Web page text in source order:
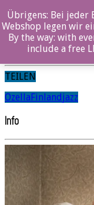
Kari Ikonen
Finland //
TEILEN
Ozella Finland jazz
Info
Übrigens: Bei jeder
Webshop legen wir
By the way: with
include a free